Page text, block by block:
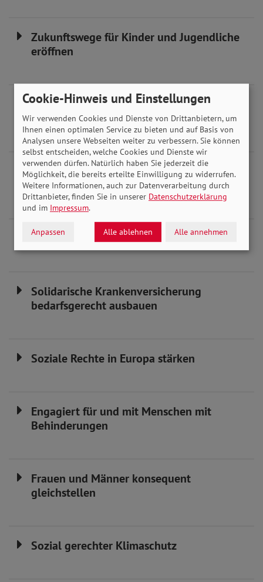
Zukunftswege für Kinder und Jugendliche
eröffnen
Mehr soziale Sicherheit im Alter und bei
Erwerbsminderung
Sozialer Schutz bei Beschäftigung und
Arbeitslosigkeit
Pflegerisiko solidarisch absichern
Solidarische Krankenversicherung
bedarfsgerecht ausbauen
Soziale Rechte in Europa stärken
Engagiert für und mit Menschen mit
Behinderungen
Frauen und Männer konsequent
gleichstellen
Sozial gerechter Klimaschutz
Cookie-Hinweis und Einstellungen
Wir verwenden Cookies und Dienste von Drittanbietern, um
Ihnen einen optimalen Service zu bieten und auf Basis von
Analysen unsere Webseiten weiter zu verbessern. Sie können
selbst entscheiden, welche Cookies und Dienste wir
verwenden dürfen. Natürlich haben Sie jederzeit die
Möglichkeit, die bereits erteilte Einwilligung zu widerrufen.
Weitere Informationen, auch zur Datenverarbeitung durch
Drittanbieter, finden Sie in unserer Datenschutzerklärung
und im Impressum.
Anpassen Alle ablehnen Alle annehmen